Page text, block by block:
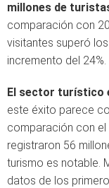
millones de
comparación con
visitantes superó
incremento del 24%.
El sector turístico
este éxito parece
comparación con
registraron 56
turismo es notable.
datos de los